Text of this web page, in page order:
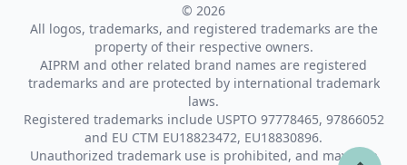
© 2026
All logos, trademarks, and registered trademarks are the
property of their respective owners.
AIPRM and other related brand names are registered
trademarks and are protected by international trademark
laws.
Registered trademarks include USPTO 97778465, 97866052
and EU CTM EU18823472, EU18830896.
Unauthorized trademark use is prohibited, and may be a